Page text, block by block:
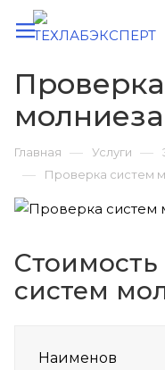
Главная — Услуги —
— Проверка систем
систем
Наименов